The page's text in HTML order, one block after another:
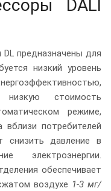
DALI
предназначены для
низкий уровень
стоимость
режиме,
вблизи потребителей
снизить давление в
электроэнергии.
обеспечивает
воздухе 1-3 мг/